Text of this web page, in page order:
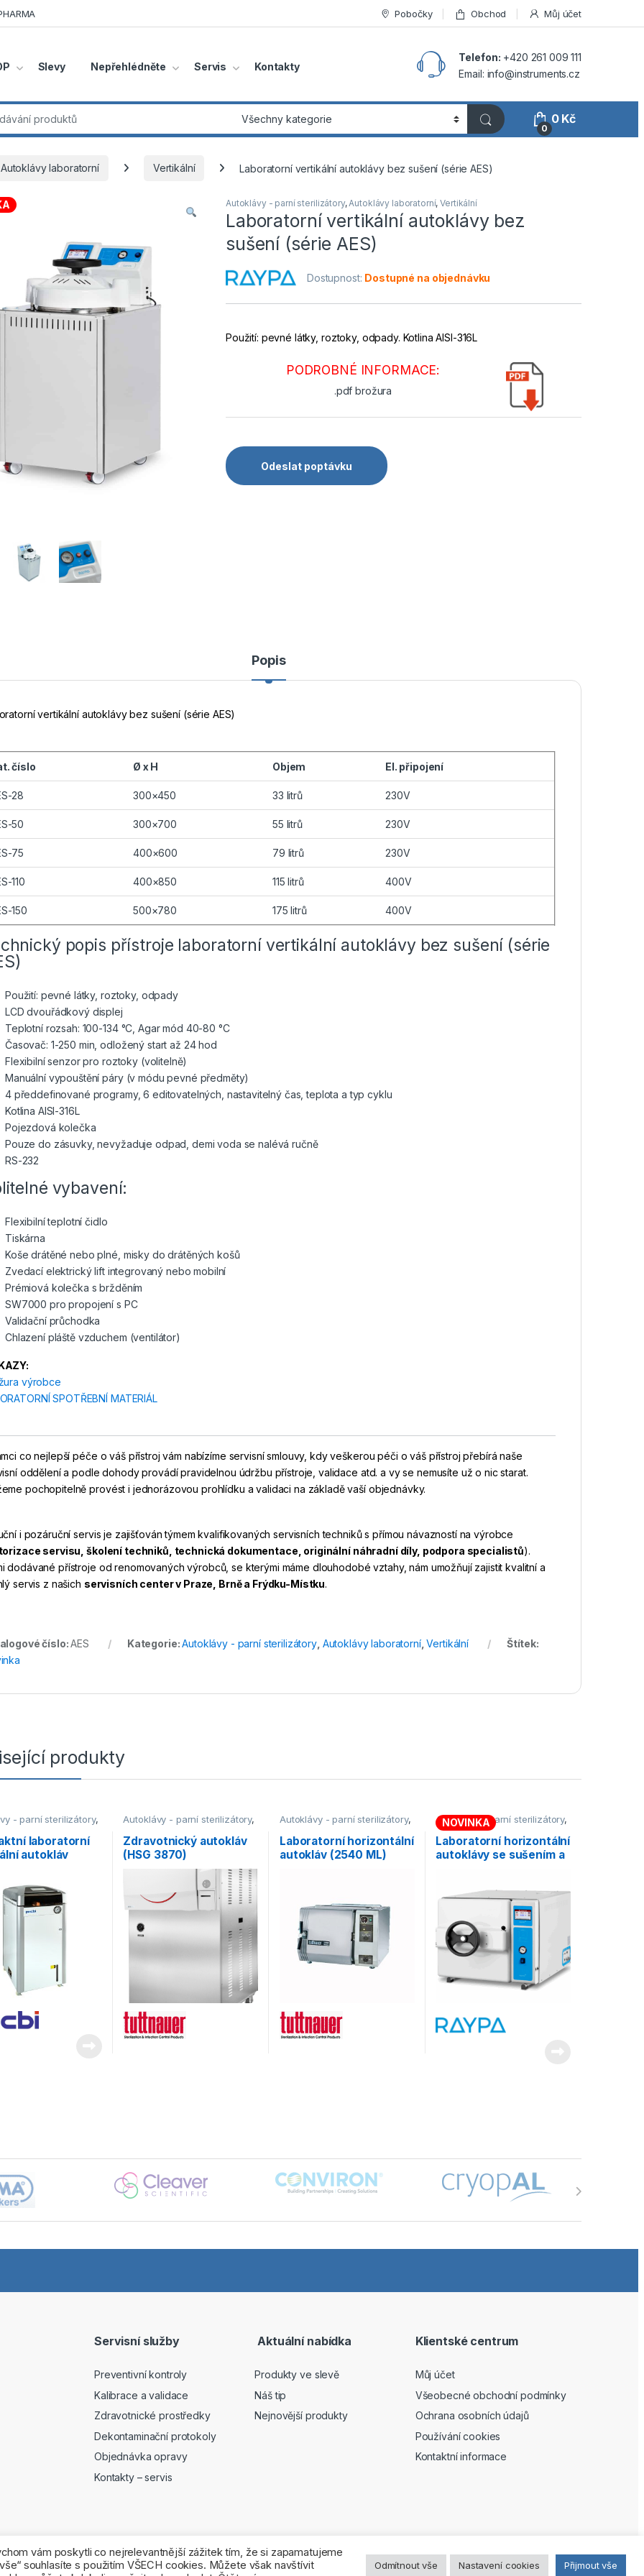
Pobočky Obchod Můj účet
Slevy Nepřehlédněte Servis Kontakty
Telefon: +420 261 009 111
Email: info@instruments.cz
0
0 Kč
Autoklávy laboratorní Vertikální Laboratorní vertikální autoklávy bez sušení (série AES)
Autoklávy - parní sterilizátory,Autoklávy laboratorní,Vertikální
Laboratorní vertikální autoklávy bez
sušení (série AES)
Dostupnost: Dostupné na objednávku
Použití: pevné látky, roztoky, odpady. Kotlina AISI-316L
PODROBNÉ INFORMACE:
.pdf brožura
Odeslat poptávku
Popis
vertikální autoklávy bez sušení (série AES)
číslo Ø x H Objem El. připojení
28 300×450 33 litrů 230V
50 300×700 55 litrů 230V
75 400×600 79 litrů 230V
110 400×850 115 litrů 400V
150 500×780 175 litrů 400V
popis přístroje laboratorní vertikální autoklávy bez sušení (série
Použití: pevné látky, roztoky, odpady
LCD dvouřádkový displej
Teplotní rozsah: 100-134 °C, Agar mód 40-80 °C
Časovač: 1-250 min, odložený start až 24 hod
Flexibilní senzor pro roztoky (volitelně)
Manuální vypouštění páry (v módu pevné předměty)
4 předdefinované programy, 6 editovatelných, nastavitelný čas, teplota a typ cyklu
Kotlina AISI-316L
Pojezdová kolečka
Pouze do zásuvky, nevyžaduje odpad, demi voda se nalévá ručně
RS-232
vybavení:
Flexibilní teplotní čidlo
Tiskárna
Koše drátěné nebo plné, misky do drátěných košů
Zvedací elektrický lift integrovaný nebo mobilní
Prémiová kolečka s bržděním
SW7000 pro propojení s PC
Validační průchodka
Chlazení pláště vzduchem (ventilátor)
výrobce
SPOTŘEBNÍ MATERIÁL
co nejlepší péče o váš přístroj vám nabízíme servisní smlouvy, kdy veškerou péči o váš přístroj přebírá naše
oddělení a podle dohody provádí pravidelnou údržbu přístroje, validace atd. a vy se nemusíte už o nic starat.
pochopitelně provést i jednorázovou prohlídku a validaci na základě vaší objednávky.
i pozáruční servis je zajišťován týmem kvalifikovaných servisních techniků s přímou návazností na výrobce
servisu, školení techniků, technická dokumentace, originální náhradní díly, podpora specialistů).
dodávané přístroje od renomovaných výrobců, se kterými máme dlouhodobé vztahy, nám umožňují zajistit kvalitní a
servis z našich servisních center v Praze, Brně a Frýdku-Místku.
číslo:AES Kategorie:Autoklávy - parní sterilizátory, Autoklávy laboratorní,Vertikální
Štítek:
produkty
- parní sterilizátory,
laboratorní
laboratorní
autokláv
Autoklávy - parní sterilizátory,
Autoklávy zdravotnické
Zdravotnický autokláv
(HSG 3870)
Autoklávy - parní sterilizátory,
Autoklávy laboratorní
Horizontální
Laboratorní horizontální
autokláv (2540 ML)
Autoklávy - parní sterilizátory,
Autoklávy laboratorní
Horizontální
Laboratorní horizontální
autoklávy se sušením a
B)
NOVINKA
Servisní služby
Preventivní kontroly
Kalibrace a validace
Zdravotnické prostředky
Dekontaminační protokoly
Objednávka opravy
Kontakty – servis
Aktuální nabídka
Produkty ve slevě
Náš tip
Nejnovější produkty
Klientské centrum
Můj účet
Všeobecné obchodní podmínky
Ochrana osobních údajů
Používání cookies
Kontaktní informace
vám poskytli co nejrelevantnější zážitek tím, že si zapamatujeme
souhlasíte s použitím VŠECH cookies. Můžete však navštívit
Odmítnout vše Nastavení cookies Přijmout vše